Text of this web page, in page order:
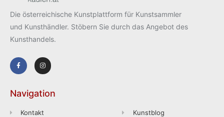
Die österreichische Kunstplattform für Kunstsammler
und Kunsthändler. Stöbern Sie durch das Angebot des
Kunsthandels.
Navigation
Kontakt Kunstblog